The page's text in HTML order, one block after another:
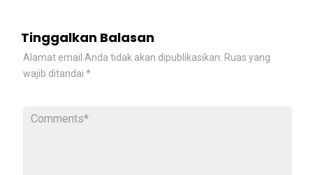
Tinggalkan Balasan
Alamat email Anda tidak akan dipublikasikan. Ruas yang
wajib ditandai *